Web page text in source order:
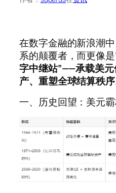
在数字金融的新浪潮
系的颠覆者，而更像是
字中继站”——承载美
产、重塑全球结算秩序
一、历史回望：美元